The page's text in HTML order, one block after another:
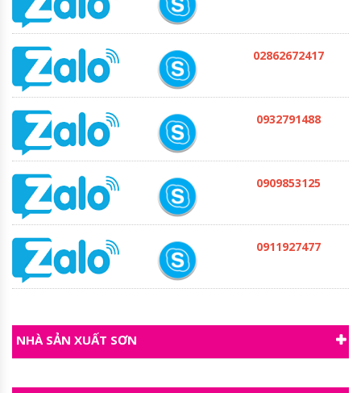
02862672417
0932791488
0909853125
0911927477
NHÀ SẢN XUẤT SƠN